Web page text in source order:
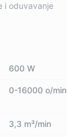
i oduvavanje
600 W
0-16000 o/min
3,3 m³/min